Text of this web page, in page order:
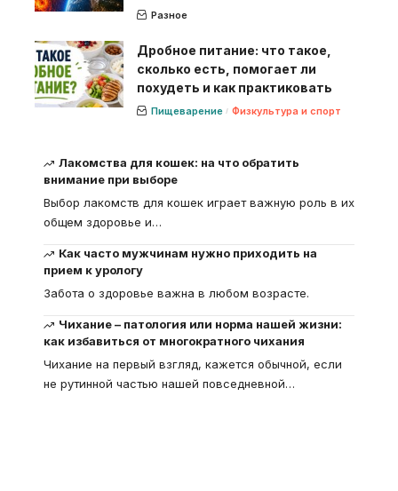
Разное
Дробное питание: что такое,
сколько есть, помогает ли
похудеть и как практиковать
Пищеварение Физкультура и спорт
Лакомства для кошек: на что обратить
внимание при выборе
Выбор лакомств для кошек играет важную роль в их
общем здоровье и…
Как часто мужчинам нужно приходить на
прием к урологу
Забота о здоровье важна в любом возрасте.
Чихание – патология или норма нашей жизни:
как избавиться от многократного чихания
Чихание на первый взгляд, кажется обычной, если
не рутинной частью нашей повседневной…